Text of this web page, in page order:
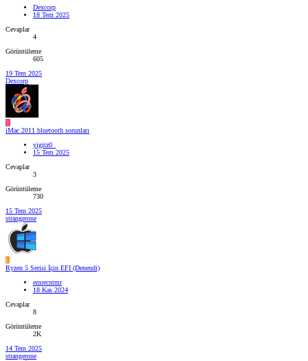
Dexcorp
18 Tem 2025
Cevaplar
4
Görüntüleme
605
19 Tem 2025
Dexcorp
Y
iMac 2011 bluetooth sorunları
yigitz0_
15 Tem 2025
Cevaplar
3
Görüntüleme
730
15 Tem 2025
strangerone
E
Ryzen 5 Serisi İçin EFI (Denendi)
emrecntmr
18 Kas 2024
Cevaplar
8
Görüntüleme
2K
14 Tem 2025
strangerone